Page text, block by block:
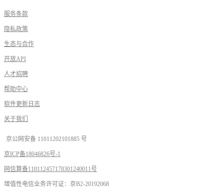
服务条款
隐私政策
生态与合作
开放API
人才招聘
帮助中心
软件更新日志
关于我们
京公网安备 11011202101885 号
京ICP备18046826号-1
网信算备110112457178301240011号
增值性电信业务许可证：京B2-20192068